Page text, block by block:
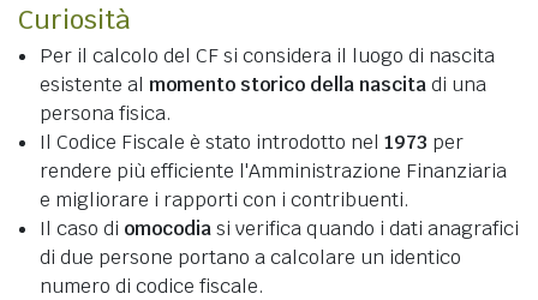
Curiosità
Per il calcolo del CF si considera il luogo di nascita
esistente al momento storico della nascitadi una
persona fisica.
Il Codice Fiscale è stato introdotto nel 1973 per
rendere più efficiente l'Amministrazione Finanziaria
e migliorare i rapporti con i contribuenti.
Il caso di omocodiasi verifica quando i dati anagrafici
di due persone portano a calcolare un identico
numero di codice fiscale.